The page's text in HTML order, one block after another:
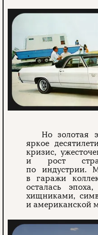
Но золотая
яркое
кризис,
и рост
по индустрии.
в гаражи
осталась
хищниками,
и американской